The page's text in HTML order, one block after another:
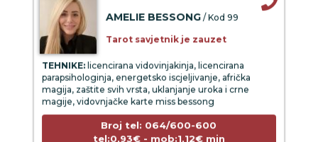
AMELIE BESSONG / Kod 99
Tarot savjetnik je zauzet
TEHNIKE: licencirana vidovinjakinja, licencirana
parapsihologinja, energetsko iscjeljivanje, afrička
magija, zaštite svih vrsta, uklanjanje uroka i crne
magije, vidovnjačke karte miss bessong
Broj tel: 064/600-600
tel:0,93€ - mob:1,12€ min